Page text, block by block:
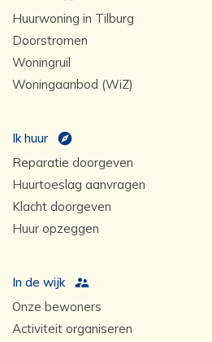
Huurwoning in Tilburg
Doorstromen
Woningruil
Woningaanbod (WiZ)
Ik huur
Reparatie doorgeven
Huurtoeslag aanvragen
Klacht doorgeven
Huur opzeggen
In de wijk
Onze bewoners
Activiteit organiseren